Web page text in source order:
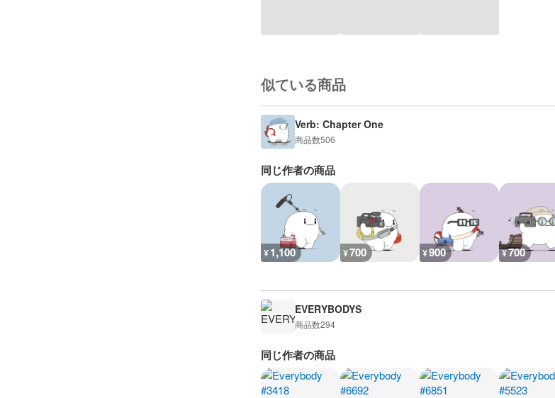
似ている商品
Verb: Chapter One
商品数506
同じ作者の商品
¥1,100 ¥700 ¥900 ¥700
EVERYBODYS
商品数294
同じ作者の商品